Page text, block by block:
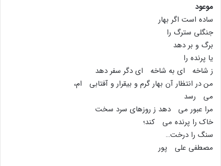
موعود
ساده است اگر بهار
جنگلى سترگ را
برگ و بر دهد
یا پرنده را
ز شاخه اى به شاخه اى دگر سفر دهد
من در انتظار آن بهار گرم و بیقرار و آفتابى ام،
مى رسد
مرا عبور مى دهد ز روزهاى سرد سخت
خاک را پرنده مى کند؛
سنگ را درخت…
مصطفى على پور